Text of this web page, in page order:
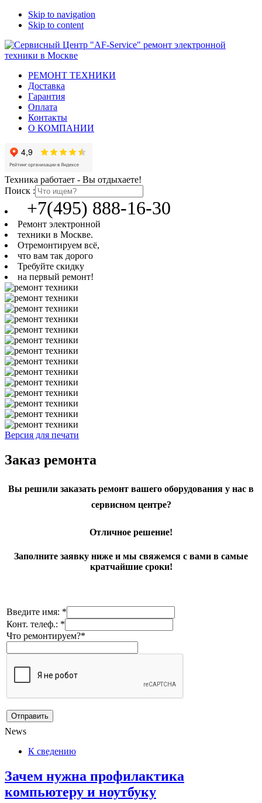
Skip to navigation
Skip to content
РЕМОНТ ТЕХНИКИ
Доставка
Гарантия
Оплата
Контакты
О КОМПАНИИ
Техника работает - Вы отдыхаете!
Поиск :
+7(495) 888-16-30
Ремонт электронной
техники в Москве.
Отремонтируем всё,
что вам так дорого
Требуйте скидку
на первый ремонт!
Версия для печати
Заказ ремонта
Вы решили заказать ремонт вашего оборудования у нас в
сервисном центре?
Отличное решение!
Заполните заявку ниже и мы свяжемся с вами в самые
кратчайшие сроки!
Введите имя: *
Конт. телеф.: *
Что ремонтируем?*
News
К сведению
Зачем нужна профилактика
компьютеру и ноутбуку